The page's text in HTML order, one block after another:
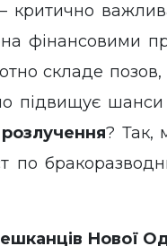
критично
фінансовими
складе
підвищує
? Так,
по
Нової